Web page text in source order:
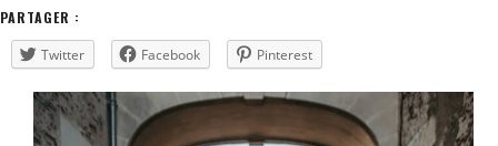
PARTAGER :
Twitter
Facebook Pinterest